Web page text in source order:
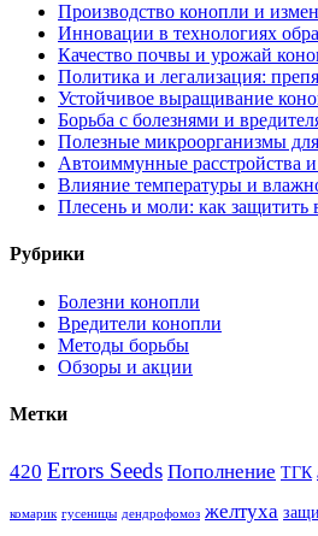
Производство конопли и
Инновации в технологиях
Качество почвы и урожай
Политика и легализация:
Устойчивое выращивание
Борьба с болезнями и
Полезные микроорганизмы
Автоиммунные расстройства
Влияние температуры и
Плесень и моли: как защитить
Рубрики
Болезни конопли
Вредители конопли
Методы борьбы
Обзоры и акции
Метки
420 Errors Seeds Пополнение ТГК
комарик гусеницы дендрофомоз желтуха